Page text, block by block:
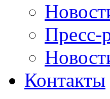
Пресс-
Контакты